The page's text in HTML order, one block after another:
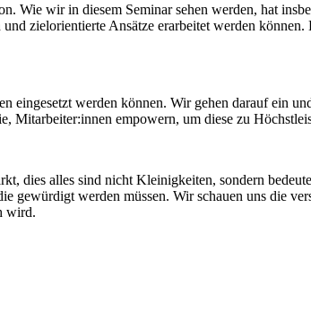
wir in diesem Seminar sehen werden, hat
zielorientierte Ansätze erarbeitet werden
eingesetzt werden können. Wir gehen darauf ein
empowern, um diese zu
dies alles sind nicht Kleinigkeiten, sondern
werden müssen. Wir schauen uns die
wird.